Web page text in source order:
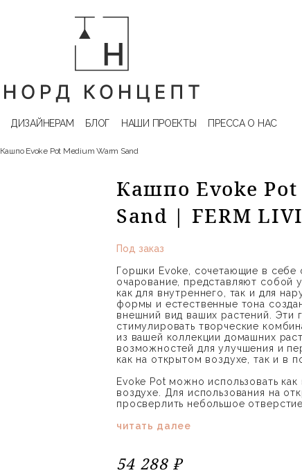
ДИЗАЙНЕРАМ БЛОГ НАШИ ПРОЕКТЫ ПРЕССА О НАС
Кашпо Evoke Pot Medium Warm Sand
Кашпо Evoke
Sand | FERM
Под заказ
Горшки Evoke, сочетающие в себе
очарование, представляют собой
как для внутреннего, так и для
формы и естественные тона
внешний вид ваших растений. Эти
стимулировать творческие
из вашей коллекции домашних
возможностей для улучшения и
как на открытом воздухе, так и в
Evoke Pot можно использовать
воздухе. Для использования на
просверлить небольшое
читать далее
54 288 ₽